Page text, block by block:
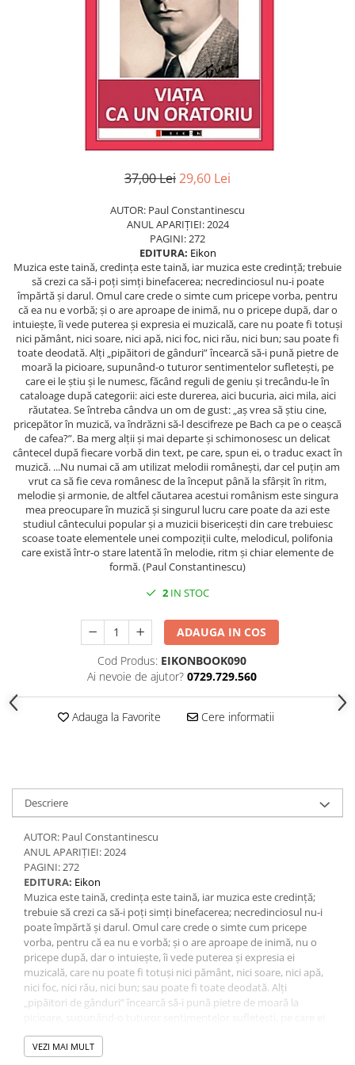
Manuale scolare/Cursuri
Politică/Geopolitică
Proză
Psihologie
Sociologie
Spiritualitate/Ezoterism
Sport
Stiinte/Educatie
Noutăți
Cărți
Reviste
Reviste
Capital
Evenimentul Istoric
Evenimentul istoric - editii
37,00 Lei29,60 Lei
AUTOR: Paul Constantinescu
ANUL APARIȚIEI: 2024
PAGINI: 272
EDITURA: Eikon
Muzica este taină, credinţa este taină, iar muzica este credinţă; trebuie
să crezi ca să-i poţi simţi binefacerea; necredinciosul nu-i poate
împărtă şi darul. Omul care crede o simte cum pricepe vorba, pentru
că ea nu e vorbă; şi o are aproape de inimă, nu o pricepe după, dar o
intuieşte, îi vede puterea şi expresia ei muzicală, care nu poate fi totuşi
nici pământ, nici soare, nici apă, nici foc, nici rău, nici bun; sau poate fi
toate deodată. Alţi „pipăitori de gânduri” încearcă să-i pună pietre de
moară la picioare, supunând-o tuturor sentimentelor sufleteşti, pe
care ei le ştiu şi le numesc, făcând reguli de geniu şi trecându-le în
cataloage după categorii: aici este durerea, aici bucuria, aici mila, aici
răutatea. Se întreba cândva un om de gust: „aş vrea să ştiu cine,
pricepător în muzică, va îndrăzni să-l descifreze pe Bach ca pe o ceaşcă
de cafea?”. Ba merg alţii şi mai departe şi schimonosesc un delicat
cântecel după fiecare vorbă din text, pe care, spun ei, o traduc exact în
muzică. ...Nu numai că am utilizat melodii româneşti, dar cel puţin am
vrut ca să fie ceva românesc de la început până la sfârşit în ritm,
melodie şi armonie, de altfel căutarea acestui românism este singura
mea preocupare în muzică şi singurul lucru care poate da azi este
studiul cântecului popular şi a muzicii bisericeşti din care trebuiesc
scoase toate elementele unei compoziţii culte, melodicul, polifonia
care există într-o stare latentă în melodie, ritm şi chiar elemente de
formă. (Paul Constantinescu)
2 IN STOC
ADAUGA IN COS
Cod Produs: EIKONBOOK090
Ai nevoie de ajutor? 0729.729.560
Adauga la Favorite Cere informatii
Descriere
AUTOR: Paul Constantinescu
ANUL APARIȚIEI: 2024
PAGINI: 272
EDITURA: Eikon
Muzica este taină, credinţa este taină, iar muzica este credinţă;
trebuie să crezi ca să-i poţi simţi binefacerea; necredinciosul nu-i
poate împărtă şi darul. Omul care crede o simte cum pricepe
vorba, pentru că ea nu e vorbă; şi o are aproape de inimă, nu o
pricepe după, dar o intuieşte, îi vede puterea şi expresia ei
muzicală, care nu poate fi totuşi nici pământ, nici soare, nici apă,
nici foc, nici rău, nici bun; sau poate fi toate deodată. Alţi
„pipăitori de gânduri” încearcă să-i pună pietre de moară la
le ştiu şi le numesc, făcând reguli de geniu şi trecându-le în
cataloage după categorii: aici este durerea, aici bucuria, aici mila,
VEZI MAI MULT